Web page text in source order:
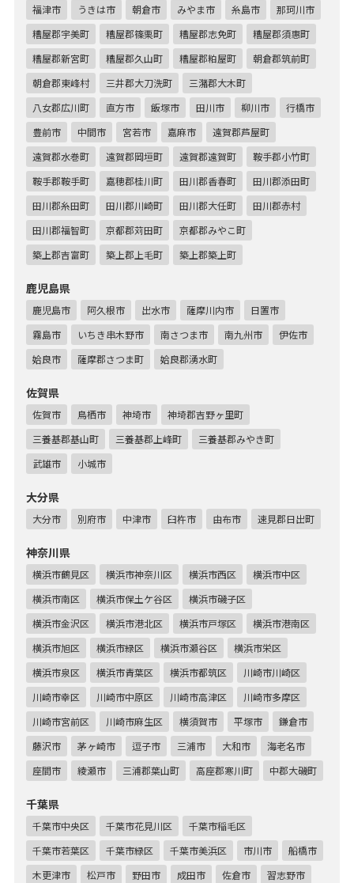
福津市
うきは市 朝倉市 みやま市 糸島市
那珂川市
糟屋郡宇美町
糟屋郡篠栗町 糟屋郡志免町
糟屋郡須惠町
糟屋郡新宮町
糟屋郡久山町 糟屋郡粕屋町
朝倉郡筑前町
朝倉郡東峰村
三井郡大刀洗町
三潴郡大木町
八女郡広川町
直方市 飯塚市 田川市 柳川市
行橋市
豊前市
中間市 宮若市 嘉麻市
遠賀郡芦屋町
遠賀郡水巻町
遠賀郡岡垣町 遠賀郡遠賀町
鞍手郡小竹町
鞍手郡鞍手町
嘉穂郡桂川町 田川郡香春町
田川郡添田町
田川郡糸田町
田川郡川崎町 田川郡大任町
田川郡赤村
田川郡福智町
京都郡苅田町
京都郡みやこ町
築上郡吉富町
築上郡上毛町 築上郡築上町
鹿児島県
鹿児島市 阿久根市 出水市 薩摩川内市
日置市
霧島市
いちき串木野市 南さつま市 南九州市
伊佐市
姶良市
薩摩郡さつま町 姶良郡湧水町
佐賀県
佐賀市 鳥栖市 神埼市
神埼郡吉野ヶ里町
三養基郡基山町
三養基郡上峰町
三養基郡みやき町
武雄市
小城市
大分県
大分市 別府市 中津市 臼杵市 由布市 速見郡日出町
神奈川県
横浜市鶴見区 横浜市神奈川区 横浜市西区
横浜市中区
横浜市南区
横浜市保土ケ谷区
横浜市磯子区
横浜市金沢区
横浜市港北区 横浜市戸塚区
横浜市港南区
横浜市旭区
横浜市緑区 横浜市瀬谷区
横浜市栄区
横浜市泉区
横浜市青葉区 横浜市都筑区
川崎市川崎区
川崎市幸区
川崎市中原区 川崎市高津区
川崎市多摩区
川崎市宮前区
川崎市麻生区 横須賀市 平塚市
鎌倉市
藤沢市
茅ヶ崎市 逗子市 三浦市 大和市
海老名市
座間市
綾瀬市 三浦郡葉山町 高座郡寒川町 中郡大磯町
千葉県
千葉市中央区 千葉市花見川区
千葉市稲毛区
千葉市若葉区
千葉市緑区 千葉市美浜区 市川市
船橋市
木更津市
松戸市 野田市 成田市 佐倉市
習志野市